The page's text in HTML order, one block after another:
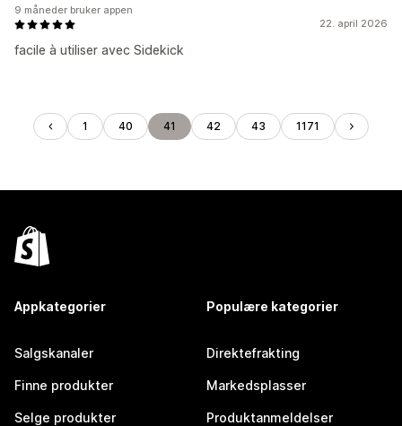
22. april 2026
facile à utiliser avec Sidekick
9 måneder bruker appen
1 40 41 42 43 1171
Appkategorier
Salgskanaler
Finne produkter
Selge produkter
Populære kategorier
Direktefrakting
Markedsplasser
Produktanmeldelser